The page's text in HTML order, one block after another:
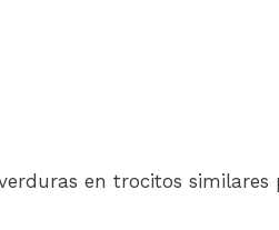
en trocitos similares